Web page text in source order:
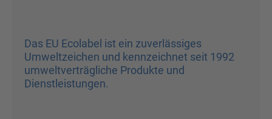
Das EU Ecolabel ist ein zuverlässiges
Umweltzeichen und kennzeichnet seit 1992
umweltverträgliche Produkte und
Dienstleistungen. ㅤㅤㅤㅤㅤㅤ